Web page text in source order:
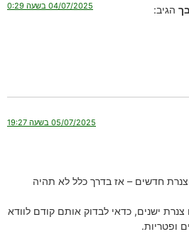
הגיב: 04/07/2025 בשעה 0:29
05/07/2025 בשעה 19:27
חדשים – אז בדרך כלל לא תהיה
ישנים, כדאי לבדוק אותם קודם לוודא
ופטריות.